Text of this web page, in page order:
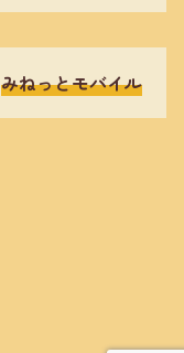
みねっとモバイル